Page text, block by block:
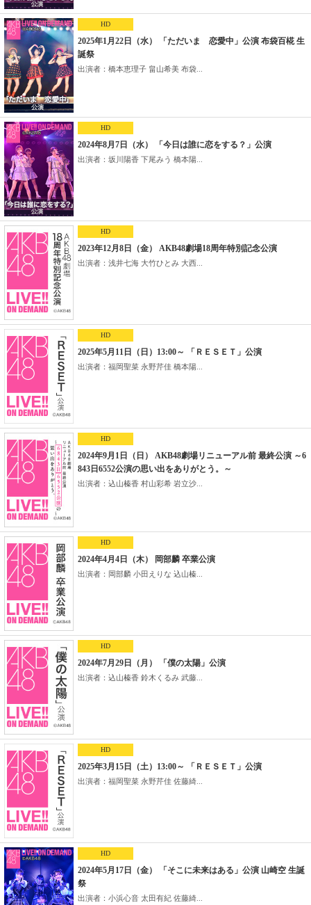
HD
2025年1月22日（水） 「ただいま 恋愛中」公演 布袋百椛 生
誕祭
出演者：橋本恵理子 畠山希美 布袋...
HD
2024年8月7日（水） 「今日は誰に恋をする？」公演
出演者：坂川陽香 下尾みう 橋本陽...
HD
2023年12月8日（金） AKB48劇場18周年特別記念公演
出演者：浅井七海 大竹ひとみ 大西...
HD
2025年5月11日（日）13:00～ 「ＲＥＳＥＴ」公演
出演者：福岡聖菜 永野芹佳 橋本陽...
HD
2024年9月1日（日） AKB48劇場リニューアル前 最終公演 ～6
843日6552公演の思い出をありがとう。～
出演者：込山榛香 村山彩希 岩立沙...
HD
2024年4月4日（木） 岡部麟 卒業公演
出演者：岡部麟 小田えりな 込山榛...
HD
2024年7月29日（月） 「僕の太陽」公演
出演者：込山榛香 鈴木くるみ 武藤...
HD
2025年3月15日（土）13:00～ 「ＲＥＳＥＴ」公演
出演者：福岡聖菜 永野芹佳 佐藤綺...
HD
2024年5月17日（金） 「そこに未来はある」公演 山崎空 生誕
祭
出演者：小浜心音 太田有紀 佐藤綺...